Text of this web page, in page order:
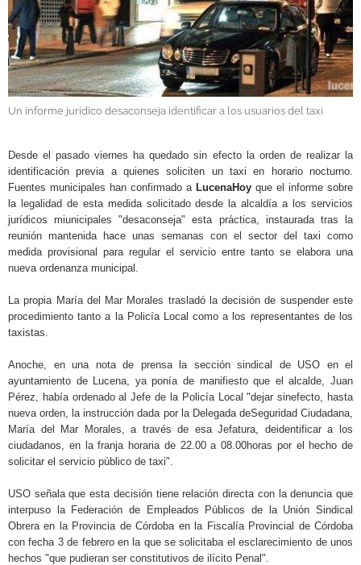
GALERÍAS
Un informe jurídico desaconseja identificar a los usuarios del taxi
Desde el pasado viernes ha quedado sin efecto la orden de realizar la
identificación previa a quienes soliciten un taxi en horario nocturno.
Fuentes municipales han confirmado a LucenaHoy que el informe sobre
la legalidad de esta medida solicitado desde la alcaldía a los servicios
jurídicos miunicipales "desaconseja" esta práctica, instaurada tras la
reunión mantenida hace unas semanas con el sector del taxi como
medida provisional para regular el servicio entre tanto se elabora una
nueva ordenanza municipal.
La propia María del Mar Morales trasladó la decisión de suspender este
procedimiento tanto a la Policía Local como a los representantes de los
taxistas.
Anoche, en una nota de prensa la sección sindical de USO en el
ayuntamiento de Lucena, ya ponía de manifiesto que el alcalde, Juan
Pérez, había ordenado al Jefe de la Policía Local "dejar sinefecto, hasta
nueva orden, la instrucción dada por la Delegada deSeguridad Ciudadana,
María del Mar Morales, a través de esa Jefatura, deidentificar a los
ciudadanos, en la franja horaria de 22.00 a 08.00horas por el hecho de
solicitar el servicio público de taxi".
USO señala que esta decisión tiene relación directa con la denuncia que
interpuso la Federación de Empleados Públicos de la Unión Sindical
Obrera en la Provincia de Córdoba en la Fiscalía Provincial de Córdoba
con fecha 3 de febrero en la que se solicitaba el esclarecimiento de unos
hechos "que pudieran ser constitutivos de ilícito Penal".